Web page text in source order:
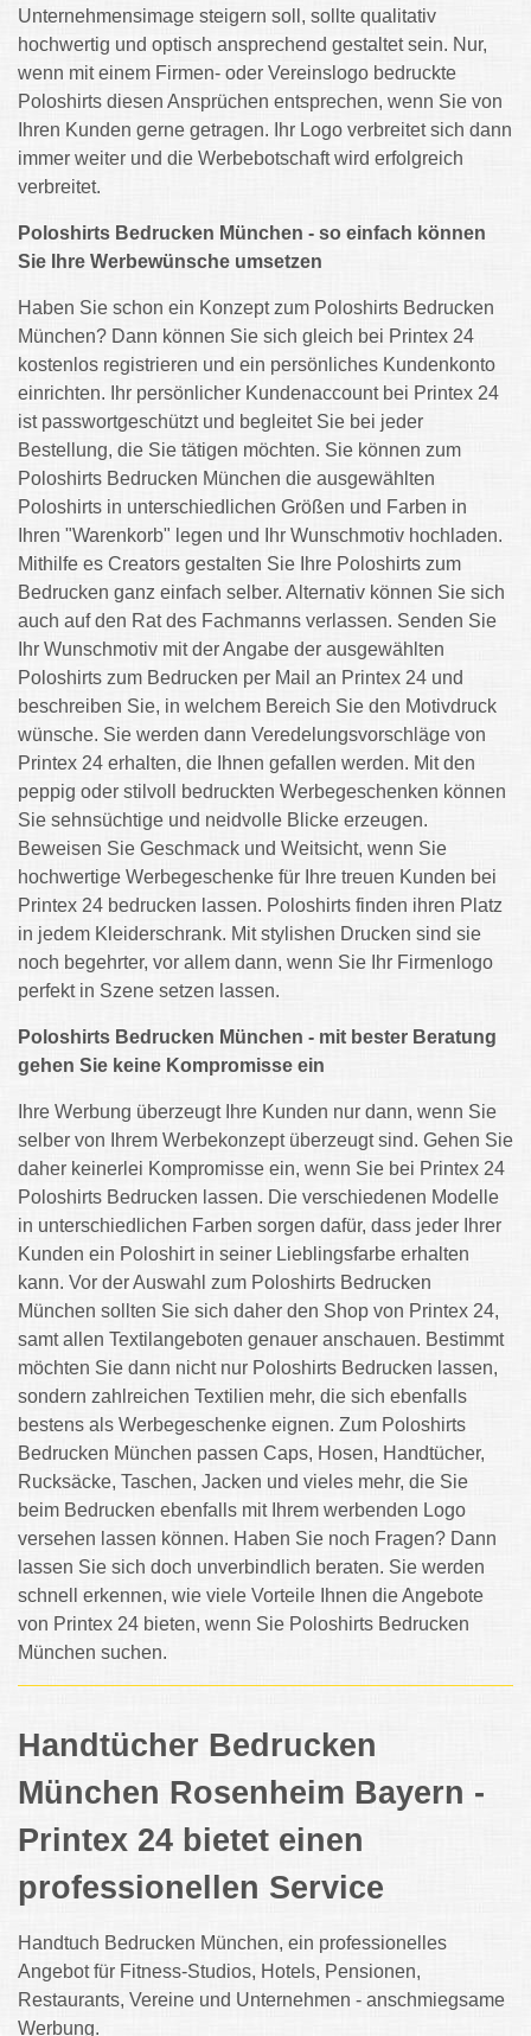
Unternehmensimage steigern soll, sollte qualitativ
hochwertig und optisch ansprechend gestaltet sein. Nur,
wenn mit einem Firmen- oder Vereinslogo bedruckte
Poloshirts diesen Ansprüchen entsprechen, wenn Sie von
Ihren Kunden gerne getragen. Ihr Logo verbreitet sich dann
immer weiter und die Werbebotschaft wird erfolgreich
verbreitet.
Poloshirts Bedrucken München - so einfach können
Sie Ihre Werbewünsche umsetzen
Haben Sie schon ein Konzept zum Poloshirts Bedrucken
München? Dann können Sie sich gleich bei Printex 24
kostenlos registrieren und ein persönliches Kundenkonto
einrichten. Ihr persönlicher Kundenaccount bei Printex 24
ist passwortgeschützt und begleitet Sie bei jeder
Bestellung, die Sie tätigen möchten. Sie können zum
Poloshirts Bedrucken München die ausgewählten
Poloshirts in unterschiedlichen Größen und Farben in
Ihren "Warenkorb" legen und Ihr Wunschmotiv hochladen.
Mithilfe es Creators gestalten Sie Ihre Poloshirts zum
Bedrucken ganz einfach selber. Alternativ können Sie sich
auch auf den Rat des Fachmanns verlassen. Senden Sie
Ihr Wunschmotiv mit der Angabe der ausgewählten
Poloshirts zum Bedrucken per Mail an Printex 24 und
beschreiben Sie, in welchem Bereich Sie den Motivdruck
wünsche. Sie werden dann Veredelungsvorschläge von
Printex 24 erhalten, die Ihnen gefallen werden. Mit den
peppig oder stilvoll bedruckten Werbegeschenken können
Sie sehnsüchtige und neidvolle Blicke erzeugen.
Beweisen Sie Geschmack und Weitsicht, wenn Sie
hochwertige Werbegeschenke für Ihre treuen Kunden bei
Printex 24 bedrucken lassen. Poloshirts finden ihren Platz
in jedem Kleiderschrank. Mit stylishen Drucken sind sie
noch begehrter, vor allem dann, wenn Sie Ihr Firmenlogo
perfekt in Szene setzen lassen.
Poloshirts Bedrucken München - mit bester Beratung
gehen Sie keine Kompromisse ein
Ihre Werbung überzeugt Ihre Kunden nur dann, wenn Sie
selber von Ihrem Werbekonzept überzeugt sind. Gehen Sie
daher keinerlei Kompromisse ein, wenn Sie bei Printex 24
Poloshirts Bedrucken lassen. Die verschiedenen Modelle
in unterschiedlichen Farben sorgen dafür, dass jeder Ihrer
Kunden ein Poloshirt in seiner Lieblingsfarbe erhalten
kann. Vor der Auswahl zum Poloshirts Bedrucken
München sollten Sie sich daher den Shop von Printex 24,
samt allen Textilangeboten genauer anschauen. Bestimmt
möchten Sie dann nicht nur Poloshirts Bedrucken lassen,
sondern zahlreichen Textilien mehr, die sich ebenfalls
bestens als Werbegeschenke eignen. Zum Poloshirts
Bedrucken München passen Caps, Hosen, Handtücher,
Rucksäcke, Taschen, Jacken und vieles mehr, die Sie
beim Bedrucken ebenfalls mit Ihrem werbenden Logo
versehen lassen können. Haben Sie noch Fragen? Dann
lassen Sie sich doch unverbindlich beraten. Sie werden
schnell erkennen, wie viele Vorteile Ihnen die Angebote
von Printex 24 bieten, wenn Sie Poloshirts Bedrucken
München suchen.
Handtücher Bedrucken
München Rosenheim Bayern -
Printex 24 bietet einen
professionellen Service
Handtuch Bedrucken München, ein professionelles
Angebot für Fitness-Studios, Hotels, Pensionen,
Restaurants, Vereine und Unternehmen - anschmiegsame
Werbung.